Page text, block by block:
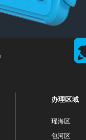
办理区域
瑶海区
包河区